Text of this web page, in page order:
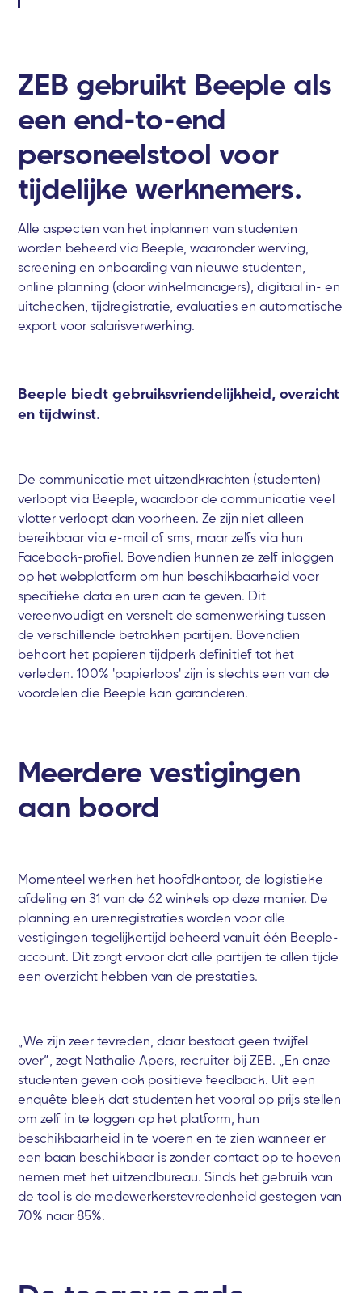
ZEB gebruikt Beeple als
een end-to-end
personeelstool voor
tijdelijke werknemers.
Alle aspecten van het inplannen van studenten
worden beheerd via Beeple, waaronder werving,
screening en onboarding van nieuwe studenten,
online planning (door winkelmanagers), digitaal in- en
uitchecken, tijdregistratie, evaluaties en automatische
export voor salarisverwerking.
Beeple biedt gebruiksvriendelijkheid, overzicht
en tijdwinst.
De communicatie met uitzendkrachten (studenten)
verloopt via Beeple, waardoor de communicatie veel
vlotter verloopt dan voorheen. Ze zijn niet alleen
bereikbaar via e-mail of sms, maar zelfs via hun
Facebook-profiel. Bovendien kunnen ze zelf inloggen
op het webplatform om hun beschikbaarheid voor
specifieke data en uren aan te geven. Dit
vereenvoudigt en versnelt de samenwerking tussen
de verschillende betrokken partijen. Bovendien
behoort het papieren tijdperk definitief tot het
verleden. 100% 'papierloos' zijn is slechts een van de
voordelen die Beeple kan garanderen.
Meerdere vestigingen
aan boord
Momenteel werken het hoofdkantoor, de logistieke
afdeling en 31 van de 62 winkels op deze manier. De
planning en urenregistraties worden voor alle
vestigingen tegelijkertijd beheerd vanuit één Beeple-
account. Dit zorgt ervoor dat alle partijen te allen tijde
een overzicht hebben van de prestaties.
„We zijn zeer tevreden, daar bestaat geen twijfel
over”, zegt Nathalie Apers, recruiter bij ZEB. „En onze
studenten geven ook positieve feedback. Uit een
enquête bleek dat studenten het vooral op prijs stellen
om zelf in te loggen op het platform, hun
beschikbaarheid in te voeren en te zien wanneer er
een baan beschikbaar is zonder contact op te hoeven
nemen met het uitzendbureau. Sinds het gebruik van
de tool is de medewerkerstevredenheid gestegen van
70% naar 85%.